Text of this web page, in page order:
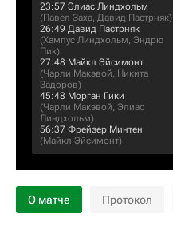
23:57 Элиас Линдхольм
(Павел Заха, Давид Пастрняк)
26:49 Давид Пастрняк
(Хампус Линдхольм, Эндрю
Пик)
27:48 Майкл Эйсимонт
(Чарли Макэвой, Никита
Задоров)
45:48 Морган Гики
(Чарли Макэвой, Элиас
Линдхольм)
56:37 Фрейзер Минтен
(Майкл Эйсимонт)
О матче Протокол